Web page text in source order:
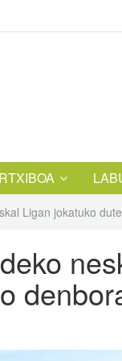
Ligan jokatuko